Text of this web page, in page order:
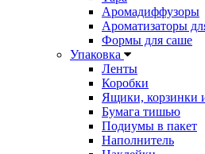
Аромадиффузоры
Ароматизаторы
Формы для саше
Упаковка
Ленты
Коробки
Ящики, корзинки
Бумага тишью
Подиумы в пакет
Наполнитель